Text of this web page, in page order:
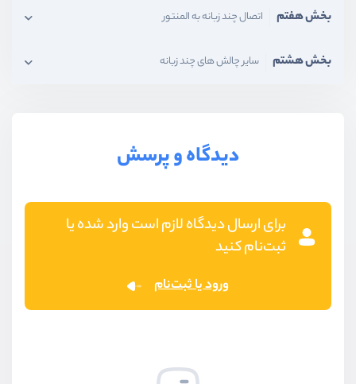
بخش هفتم اتصال چند زبانه به المنتور
بخش هشتم سایر چالش های چند زبانه
دیدگاه و پرسش
برای ارسال دیدگاه لازم است وارد شده یا
ثبت‌نام کنید
ورود یا ثبت‌نام